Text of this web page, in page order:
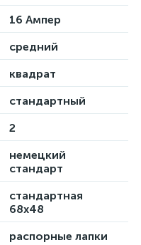
16 Ампер
средний
квадрат
стандартный
2
немецкий
стандарт
стандартная
68х48
распорные лапки